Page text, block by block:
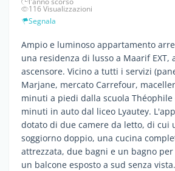
116 Visualizzazioni
Segnala
Ampio e luminoso appartamento
una residenza di lusso a Maarif EXT,
ascensore. Vicino a tutti i servizi
Marjane, mercato Carrefour,
minuti a piedi dalla scuola Théophile
minuti in auto dal liceo Lyautey.
dotato di due camere da letto, di cui
soggiorno doppio, una cucina
attrezzata, due bagni e un bagno
un balcone esposto a sud senza